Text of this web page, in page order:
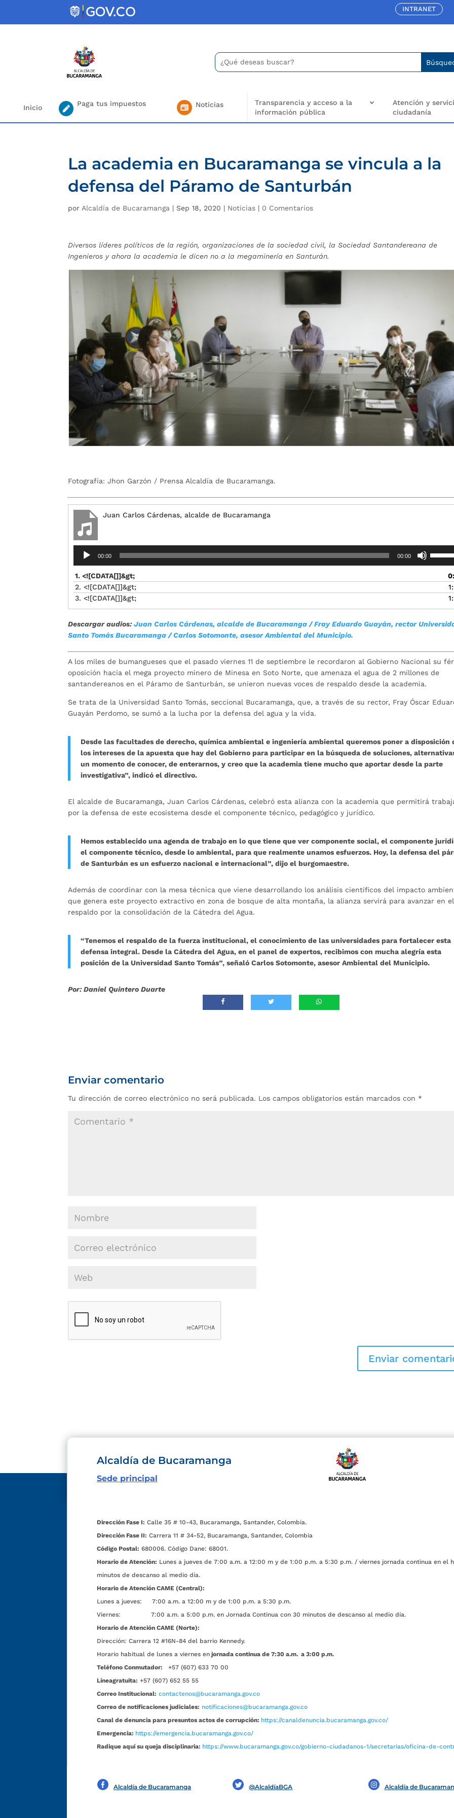
INTRANET
Buscar:
Search
for...
Inicio Paga tus impuestos Noticias
Transparencia y acceso a la
información pública
Atención y
ciudadanía
La academia en Bucaramanga se vincula a la
defensa del Páramo de Santurbán
por Alcaldía de Bucaramanga | Sep 18, 2020 | Noticias | 0 Comentarios
Diversos líderes políticos de la región, organizaciones de la sociedad civil, la Sociedad Santandereana de
Ingenieros y ahora la academia le dicen no a la megaminería en Santurán.
Fotografía: Jhon Garzón / Prensa Alcaldía de Bucaramanga.
Juan Carlos Cárdenas, alcalde de Bucaramanga
Reproductor
00:00 00:00
de
flecha
arriba/
1. <![CDATA[]]&gt;
2. <![CDATA[]]&gt;
3. <![CDATA[]]&gt;
Descargar audios:Juan Carlos Cárdenas, alcalde de Bucaramanga / Fray Eduardo Guayán, rector
Santo Tomás Bucaramanga / Carlos Sotomonte, asesor Ambiental del Municipio.
A los miles de bumangueses que el pasado viernes 11 de septiembre le recordaron al Gobierno Nacional su
oposición hacia el mega proyecto minero de Minesa en Soto Norte, que amenaza el agua de 2 millones de
santandereanos en el Páramo de Santurbán, se unieron nuevas voces de respaldo desde la academia.
Se trata de la Universidad Santo Tomás, seccional Bucaramanga, que, a través de su rector, Fray Óscar
Guayán Perdomo, se sumó a la lucha por la defensa del agua y la vida.
Desde las facultades de derecho, química ambiental e ingeniería ambiental queremos poner a disposición
los intereses de la apuesta que hay del Gobierno para participar en la búsqueda de soluciones,
un momento de conocer, de enterarnos, y creo que la academia tiene mucho que aportar desde la parte
investigativa”, indicó el directivo.
El alcalde de Bucaramanga, Juan Carlos Cárdenas, celebró esta alianza con la academia que permitirá
por la defensa de este ecosistema desde el componente técnico, pedagógico y jurídico.
Hemos establecido una agenda de trabajo en lo que tiene que ver componente social, el componente
el componente técnico, desde lo ambiental, para que realmente unamos esfuerzos. Hoy, la defensa del
de Santurbán es un esfuerzo nacional e internacional”, dijo el burgomaestre.
Además de coordinar con la mesa técnica que viene desarrollando los análisis científicos del impacto
que genera este proyecto extractivo en zona de bosque de alta montaña, la alianza servirá para avanzar en el
respaldo por la consolidación de la Cátedra del Agua.
“Tenemos el respaldo de la fuerza institucional, el conocimiento de las universidades para fortalecer esta
defensa integral. Desde la Cátedra del Agua, en el panel de expertos, recibimos con mucha alegría esta
posición de la Universidad Santo Tomás”, señaló Carlos Sotomonte, asesor Ambiental del Municipio.
Por: Daniel Quintero Duarte
Enviar comentario
Tu dirección de correo electrónico no será publicada. Los campos obligatorios están marcados con *
Alcaldía de Bucaramanga
Sede principal
Dirección Fase I: Calle 35 # 10-43, Bucaramanga, Santander, Colombia.
Dirección Fase II: Carrera 11 # 34-52, Bucaramanga, Santander, Colombia
Código Postal: 680006. Código Dane: 68001.
Horario de Atención: Lunes a jueves de 7:00 a.m. a 12:00 m y de 1:00 p.m. a 5:30 p.m. / viernes jornada continua en el
minutos de descanso al medio día.
Horario de Atención CAME (Central):
Lunes a jueves: 7:00 a.m. a 12:00 m y de 1:00 p.m. a 5:30 p.m.
Viernes: 7:00 a.m. a 5:00 p.m. en Jornada Continua con 30 minutos de descanso al medio día.
Horario de Atención CAME (Norte):
Dirección: Carrera 12 #16N-84 del barrio Kennedy.
Horario habitual de lunes a viernes en jornada continua de 7:30 a.m. a 3:00 p.m.
Teléfono Conmutador:
+57 (607) 633 70 00
Líneagratuita: +57 (607) 652 55 55
Correo Institucional: contactenos@bucaramanga.gov.co
Correo de notificaciones judiciales: notificaciones@bucaramanga.gov.co
Canal de denuncia para presuntos actos de corrupción: https://canaldenuncia.bucaramanga.gov.co/
Emergencia: https://emergencia.bucaramanga.gov.co/
Radique aquí su queja disciplinaria: https://www.bucaramanga.gov.co/gobierno-ciudadanos-1/secretarias/oficina-de-
Alcaldía de Bucaramanga @AlcaldíaBGA Alcaldía de